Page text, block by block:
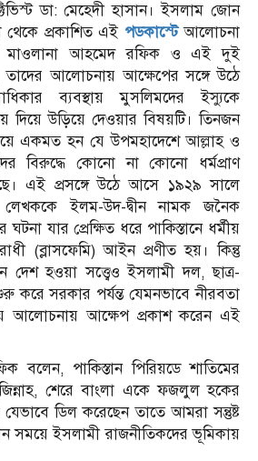
ডা: মেহেদী হাসান। ইসলাম জোন
থেকে প্রকাশিত এই পডকাস্টেআলোচনা
মাওলানা আহমেদ রফিক ও এই দুই
তাদের আলোচনায় আক্ষেপের সঙ্গে উঠে
ব্যবস্থায় মুসলিমদের ইস্যুকে
দিয়ে উড়িয়ে দেওয়ার বিষয়টি। তিনজন
একমত হন যে উপমহাদেশে আল্লাহ ও
বিরুদ্ধে কোনো না কোনো ধর্মপ্রাণ
এই প্রসঙ্গে উঠে আসে ১৯২৯ সালে
লেখককে ইলম-উদ-দ্বীন নামক জনৈক
যার প্রেক্ষিত ধরে পাকিস্তানে ধর্মীয়
(ব্লাসফেমি) আইন প্রণীত হয়। কিন্তু
দেশ হওয়া সত্ত্বেও ইসলামী দল, ছাত্র-
করে সরকার পর্যন্ত যেমনভাবে নীরবতা
আলোচনায় আক্ষেপ প্রকাশ করেন এই
বলেন, পাকিস্তান পিরিয়ডে শাতিমের
শেরে বাংলা একে ফজলুল হকের
ডিল করেছেন তাতে আমরা সন্তুষ্ট
সময়ে ইসলামী রাজনীতিকদের ভূমিকায়